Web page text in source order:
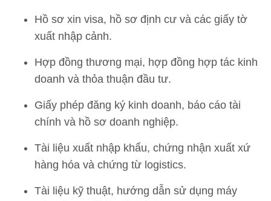
Hồ sơ xin visa, hồ sơ định cư và các giấy tờ
xuất nhập cảnh.
Hợp đồng thương mại, hợp đồng hợp tác kinh
doanh và thỏa thuận đầu tư.
Giấy phép đăng ký kinh doanh, báo cáo tài
chính và hồ sơ doanh nghiệp.
Tài liệu xuất nhập khẩu, chứng nhận xuất xứ
hàng hóa và chứng từ logistics.
Tài liệu kỹ thuật, hướng dẫn sử dụng máy